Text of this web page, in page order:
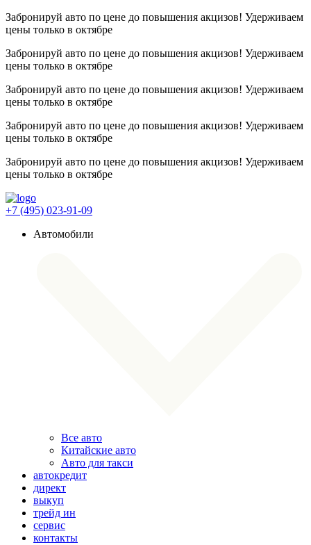
Забронируй авто по цене до повышения акцизов! Удерживаем
цены только в октябре
Забронируй авто по цене до повышения акцизов! Удерживаем
цены только в октябре
Забронируй авто по цене до повышения акцизов! Удерживаем
цены только в октябре
Забронируй авто по цене до повышения акцизов! Удерживаем
цены только в октябре
Забронируй авто по цене до повышения акцизов! Удерживаем
цены только в октябре
+7 (495) 023-91-09
Автомобили
Все авто
Китайские авто
Авто для такси
автокредит
директ
выкуп
трейд ин
сервис
контакты